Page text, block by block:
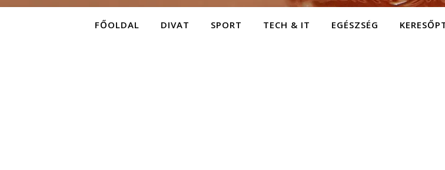
FŐOLDAL DIVAT SPORT TECH & IT EGÉSZSÉG